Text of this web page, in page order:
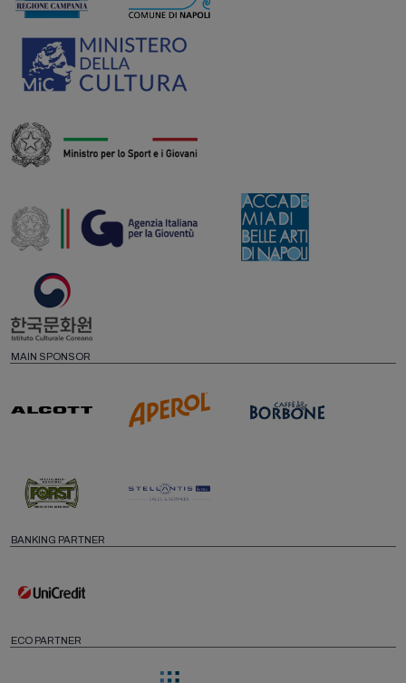
MAIN SPONSOR
BANKING PARTNER
ECO PARTNER